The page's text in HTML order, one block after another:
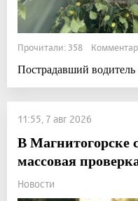
Прочитали: 358
Пострадавший водитель
11:55, 7 авг 2026
В Магнитогорске
массовая
Новости